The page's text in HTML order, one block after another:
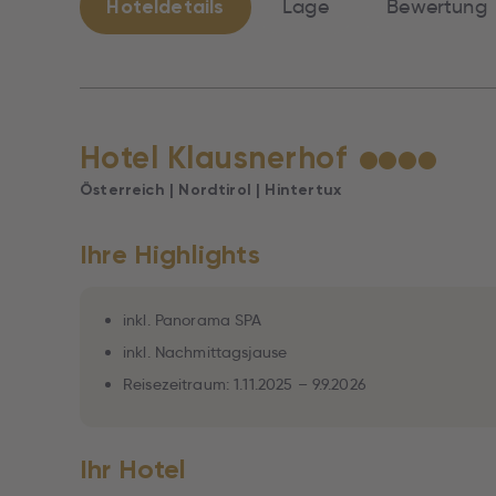
Hoteldetails Lage Bewertung
Hotel Klausnerhof ★★★★
Österreich | Nordtirol | Hintertux
Ihre Highlights
inkl. Panorama SPA
inkl. Nachmittagsjause
Reisezeitraum: 1.11.2025 – 9.9.2026
Ihr Hotel